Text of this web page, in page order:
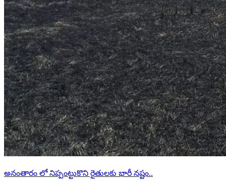
అనంతారం లో నిప్పంట్టుకొని రైతులకు భారీ నష్టం..